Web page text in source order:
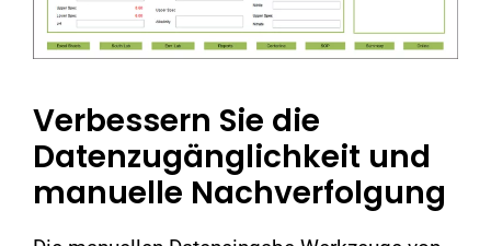
Verbessern Sie die
Datenzugänglichkeit und
manuelle Nachverfolgung